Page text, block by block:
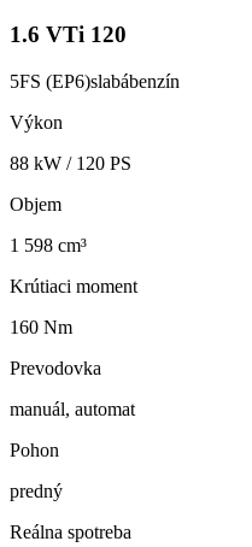
1.6 VTi 120
5FS (EP6)slabábenzín
Výkon
88 kW / 120 PS
Objem
1 598 cm³
Krútiaci moment
160 Nm
Prevodovka
manuál, automat
Pohon
predný
Reálna spotreba